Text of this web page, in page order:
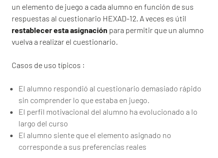
un elemento de juego a cada alumno en función de sus
respuestas al cuestionario HEXAD-12. A veces es útil
restablecer esta asignación para permitir que un alumno
vuelva a realizar el cuestionario.
Casos de uso típicos :
El alumno respondió al cuestionario demasiado rápido
sin comprender lo que estaba en juego.
El perfil motivacional del alumno ha evolucionado a lo
largo del curso
El alumno siente que el elemento asignado no
corresponde a sus preferencias reales